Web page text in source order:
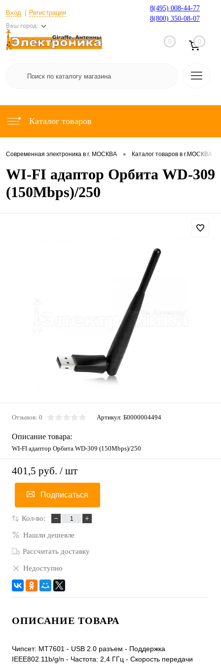
Вход Регистрация
Ваш город:
8(495) 008-44-77
8(800) 350-08-07
0 0
Каталог товаров
Современная электроника в г. МОСКВА • Каталог товаров в г.МОСКВА
WI-FI адаптор Орбита WD-309
(150Mbps)/250
Отзывов: 0 Артикул: Б0000004494
Описание товара:
WI-FI адаптор Орбита WD-309 (150Mbps)/250
401,5 руб. / шт
Подписаться
Кол-во:
Нашли дешевле
Рассчитать доставку
Недоступно
ОПИСАНИЕ ТОВАРА
Чипсет: MT7601 - USB 2.0 разъем - Поддержка
IEEE802.11b/g/n - Частота: 2,4 ГГц - Скорость передачи